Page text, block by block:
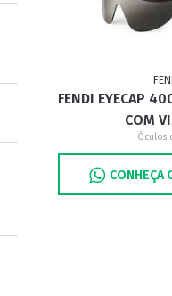
REDONDOS
RETRÔ
FENDI EYECAP
COM
Óculos
CONHEÇA